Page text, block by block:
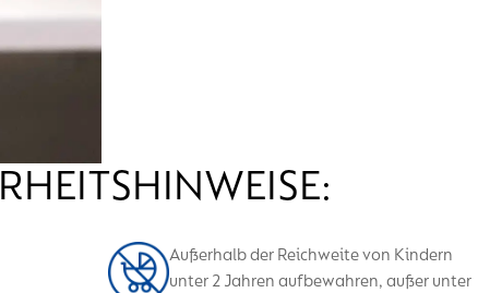
Außerhalb der Reichweite von Kindern
unter 2 Jahren aufbewahren, außer unter